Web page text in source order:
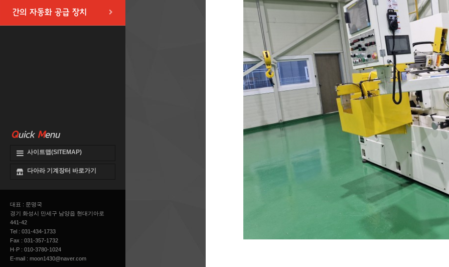
간의 자동화 공급 장치
Quick Menu
사이트맵(SITEMAP)
다아라 기계장터 바로가기
대표 : 문명국
경기 화성시 만세구 남양읍 현대기아로
441-42
Tel : 031-434-1733
Fax : 031-357-1732
H·P : 010-3780-1024
E-mail : moon1430@naver.com